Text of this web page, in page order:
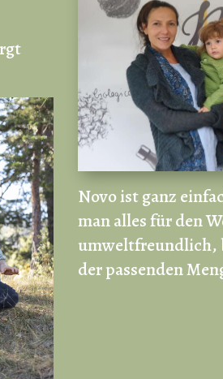
Novo ist ganz
man alles für den
umweltfreundlich,
der passenden